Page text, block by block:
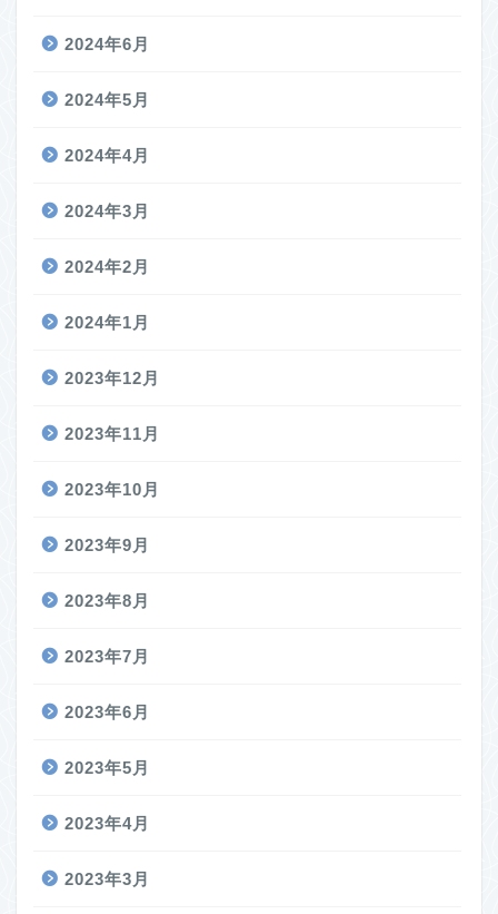
2024年6月
2024年5月
2024年4月
2024年3月
2024年2月
2024年1月
2023年12月
2023年11月
2023年10月
2023年9月
2023年8月
2023年7月
2023年6月
2023年5月
2023年4月
2023年3月